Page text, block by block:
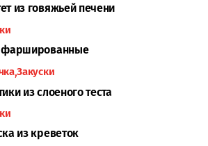
из говяжьей печени
фаршированные
Закуски
из слоеного теста
из креветок